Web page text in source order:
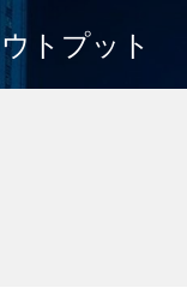
トプット